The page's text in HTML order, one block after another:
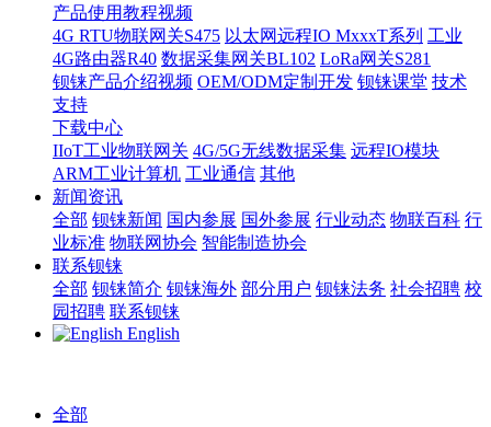
产品使用教程视频
4G RTU物联网关S475 以太网远程IO MxxxT系列 工业
4G路由器R40 数据采集网关BL102 LoRa网关S281
钡铼产品介绍视频 OEM/ODM定制开发 钡铼课堂 技术
支持
下载中心
IIoT工业物联网关 4G/5G无线数据采集 远程IO模块
ARM工业计算机 工业通信 其他
新闻资讯
全部 钡铼新闻 国内参展 国外参展 行业动态 物联百科 行
业标准 物联网协会 智能制造协会
联系钡铼
全部 钡铼简介 钡铼海外 部分用户 钡铼法务 社会招聘 校
园招聘 联系钡铼
English
全部